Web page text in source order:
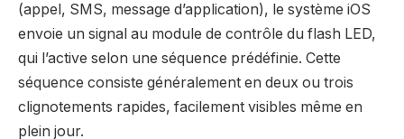
(appel, SMS, message d’application), le système iOS
envoie un signal au module de contrôle du flash LED,
qui l’active selon une séquence prédéfinie. Cette
séquence consiste généralement en deux ou trois
clignotements rapides, facilement visibles même en
plein jour.